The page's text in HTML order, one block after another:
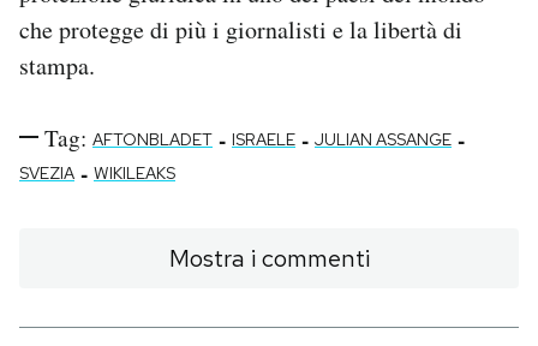
che protegge di più i giornalisti e la libertà di
stampa.
Tag: AFTONBLADET - ISRAELE - JULIAN ASSANGE -
SVEZIA - WIKILEAKS
Mostra i commenti